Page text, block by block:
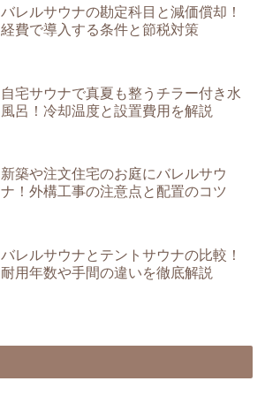
バレルサウナの勘定科目と減価償却！
経費で導入する条件と節税対策
自宅サウナで真夏も整うチラー付き水
風呂！冷却温度と設置費用を解説
新築や注文住宅のお庭にバレルサウ
ナ！外構工事の注意点と配置のコツ
バレルサウナとテントサウナの比較！
耐用年数や手間の違いを徹底解説